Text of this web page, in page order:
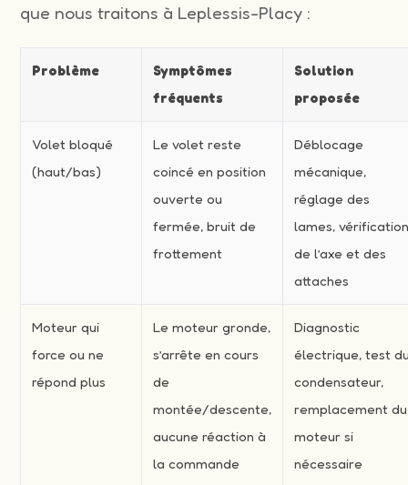
que nous traitons à Leplessis-Placy :
Problème
Symptômes
fréquents
Solution
proposée
Volet bloqué
(haut/bas)
Le volet reste
coincé en position
ouverte ou
fermée, bruit de
frottement
Déblocage
mécanique,
réglage des
lames,
de l’axe et des
attaches
Moteur qui
force ou ne
répond plus
Le moteur gronde,
s’arrête en cours
de
montée/descente,
aucune réaction à
la commande
Diagnostic
électrique, test
condensateur,
remplacement du
moteur si
nécessaire